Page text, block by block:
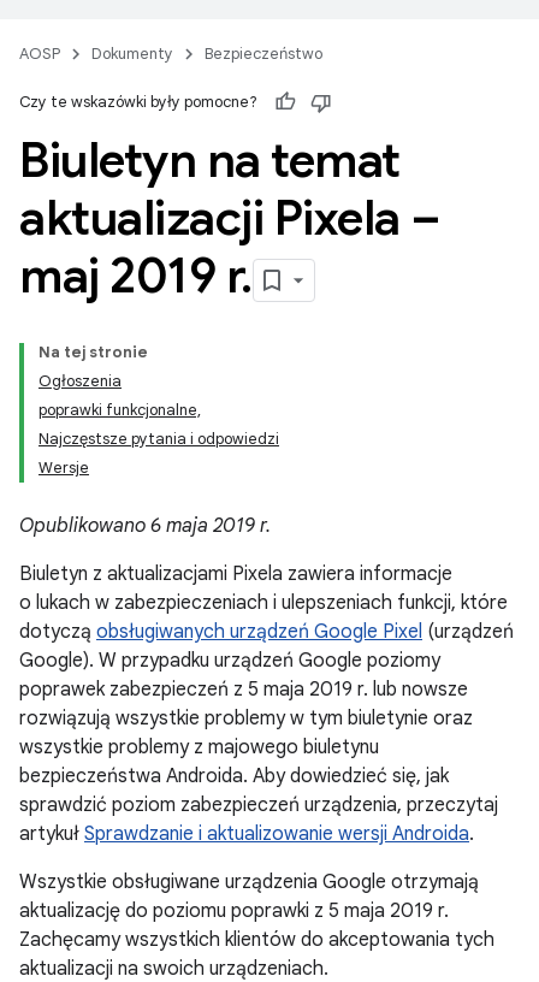
AOSP Dokumenty Bezpieczeństwo
Czy te wskazówki były pomocne?
Biuletyn na temat
aktualizacji Pixela –
maj 2019 r.
Na tej stronie
Ogłoszenia
poprawki funkcjonalne,
Najczęstsze pytania i odpowiedzi
Wersje
Opublikowano 6 maja 2019 r.
Biuletyn z aktualizacjami Pixela zawiera informacje
o lukach w zabezpieczeniach i ulepszeniach funkcji, które
dotyczą obsługiwanych urządzeń Google Pixel (urządzeń
Google). W przypadku urządzeń Google poziomy
poprawek zabezpieczeń z 5 maja 2019 r. lub nowsze
rozwiązują wszystkie problemy w tym biuletynie oraz
wszystkie problemy z majowego biuletynu
bezpieczeństwa Androida. Aby dowiedzieć się, jak
sprawdzić poziom zabezpieczeń urządzenia, przeczytaj
artykuł Sprawdzanie i aktualizowanie wersji Androida.
Wszystkie obsługiwane urządzenia Google otrzymają
aktualizację do poziomu poprawki z 5 maja 2019 r.
Zachęcamy wszystkich klientów do akceptowania tych
aktualizacji na swoich urządzeniach.